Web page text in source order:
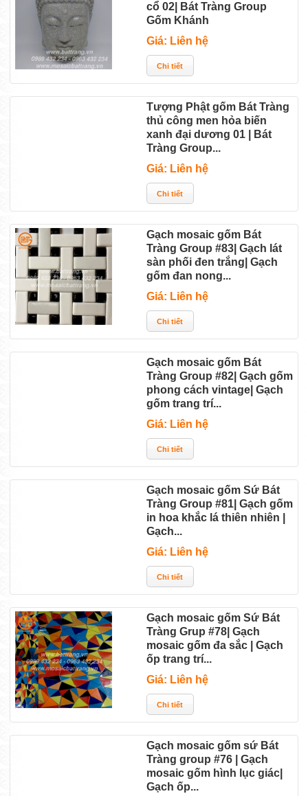
cổ 02| Bát Tràng Group
Gốm Khánh
Giá: Liên hệ
Tượng Phật gốm Bát Tràng
thủ công men hỏa biến
xanh đại dương 01 | Bát
Tràng Group...
Giá: Liên hệ
Gạch mosaic gốm Bát
Tràng Group #83| Gạch lát
sàn phối đen trắng| Gạch
gốm đan nong...
Giá: Liên hệ
Gạch mosaic gốm Bát
Tràng Group #82| Gạch gốm
phong cách vintage| Gạch
gốm trang trí...
Giá: Liên hệ
Gạch mosaic gốm Sứ Bát
Tràng Group #81| Gạch gốm
in hoa khắc lá thiên nhiên |
Gạch...
Giá: Liên hệ
Gạch mosaic gốm Sứ Bát
Tràng Grup #78| Gạch
mosaic gốm đa sắc | Gạch
ốp trang trí...
Giá: Liên hệ
Gạch mosaic gốm sứ Bát
Tràng group #76 | Gạch
mosaic gốm hình lục giác|
Gạch ốp...